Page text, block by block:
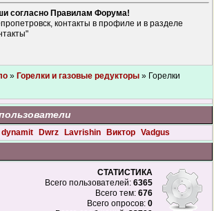
согласно Правилам Форума!
контакты в профиле и в разделе
» Горелки и газовые редукторы » Горелки
dynamit Dwrz Lavrishin Виктор Vadgus
СТАТИСТИКА
Всего пользователей: 6365
Всего тем: 676
Всего опросов: 0